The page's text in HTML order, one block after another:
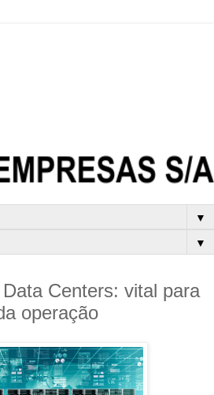
▼
▼
Centers: vital para
operação